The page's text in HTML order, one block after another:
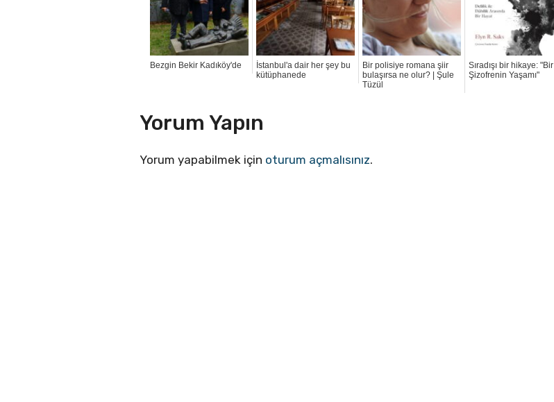
Bezgin Bekir Kadıköy'de
İstanbul'a dair her şey bu
kütüphanede
Bir polisiye romana şiir
bulaşırsa ne olur? | Şule
Tüzül
Sıradışı bir hikaye: "Bir
Şizofrenin Yaşamı"
Yorum Yapın
Yorum yapabilmek için oturum açmalısınız.